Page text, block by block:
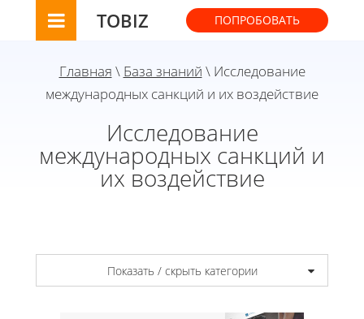
TOBIZ ПОПРОБОВАТЬ
Главная \ База знаний \ Исследование
международных санкций и их воздействие
Исследование
международных санкций и
их воздействие
Показать / скрыть категории